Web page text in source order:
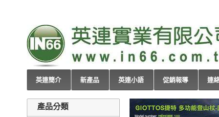
英連簡介 新產品 英連小語 促銷報導 連
產品分類